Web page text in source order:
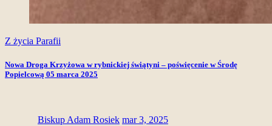
Z życia Parafii
Nowa Droga Krzyżowa w rybnickiej świątyni – poświęcenie w Środę
Popielcową 05 marca 2025
Biskup Adam Rosiek mar 3, 2025